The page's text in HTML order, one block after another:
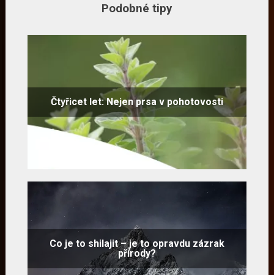
Podobné tipy
Čtyřicet let: Nejen prsa v pohotovosti
Co je to shilajit – je to opravdu zázrak
přírody?